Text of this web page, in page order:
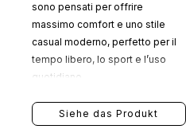
sono pensati per offrire
massimo comfort e uno stile
casual moderno, perfetto per il
tempo libero, lo sport e l’uso
quotidiano.
Siehe das Produkt